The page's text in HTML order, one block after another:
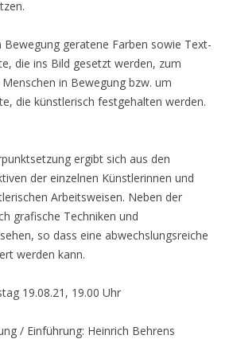
Bewegung geratene Farben sowie Text-
die ins Bild gesetzt werden, zum
in Bewegung bzw. um
die künstlerisch festgehalten werden.
ergibt sich aus den
der einzelnen Künstlerinnen und
Arbeitsweisen. Neben der
grafische Techniken und
so dass eine abwechslungsreiche
werden kann.
19.08.21, 19.00 Uhr
/ Einführung: Heinrich Behrens